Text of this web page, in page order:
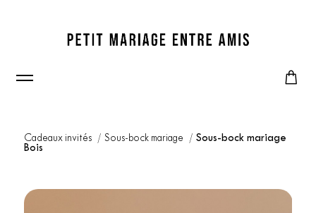
Cadeaux invités Sous-bock mariage
Sous-bock mariage
Bois